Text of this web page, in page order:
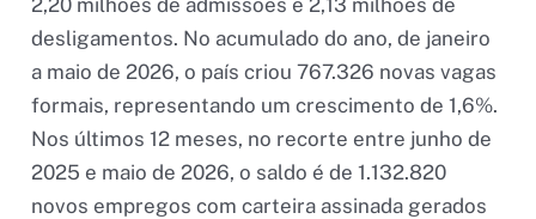
desligamentos. No acumulado do ano, de janeiro
a maio de 2026, o país criou 767.326 novas vagas
formais, representando um crescimento de 1,6%.
Nos últimos 12 meses, no recorte entre junho de
2025 e maio de 2026, o saldo é de 1.132.820
novos empregos com carteira assinada gerados